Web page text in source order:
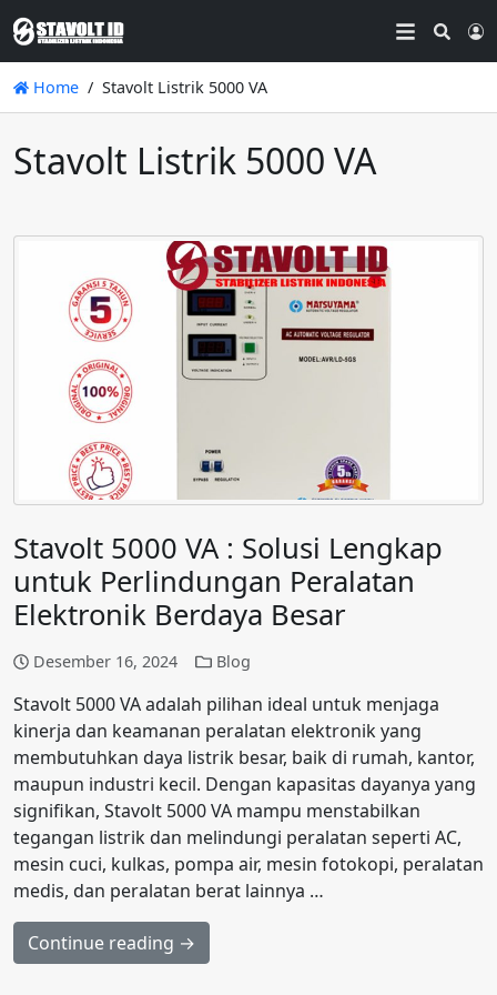
Home Stavolt Listrik 5000 VA
Stavolt Listrik 5000 VA
Stavolt 5000 VA : Solusi Lengkap
untuk Perlindungan Peralatan
Elektronik Berdaya Besar
Desember 16, 2024 Blog
Stavolt 5000 VA adalah pilihan ideal untuk menjaga
kinerja dan keamanan peralatan elektronik yang
membutuhkan daya listrik besar, baik di rumah, kantor,
maupun industri kecil. Dengan kapasitas dayanya yang
signifikan, Stavolt 5000 VA mampu menstabilkan
tegangan listrik dan melindungi peralatan seperti AC,
mesin cuci, kulkas, pompa air, mesin fotokopi, peralatan
medis, dan peralatan berat lainnya …
Continue reading →